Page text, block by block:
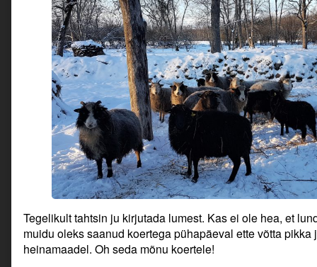
Tegelikult tahtsin ju kirjutada lumest. Kas ei ole hea, et
muidu oleks saanud koertega pühapäeval ette võtta
heinamaadel. Oh seda mõnu koertele!